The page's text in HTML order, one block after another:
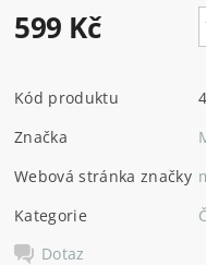
599 Kč
Kód produktu
Značka
Webová stránka značky
Kategorie
Dotaz